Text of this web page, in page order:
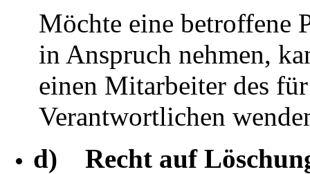
Möchte eine betroffene
in Anspruch nehmen,
einen Mitarbeiter des
Verantwortlichen
d) Recht auf